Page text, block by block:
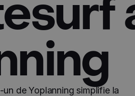
de Yoplanning simplifie la